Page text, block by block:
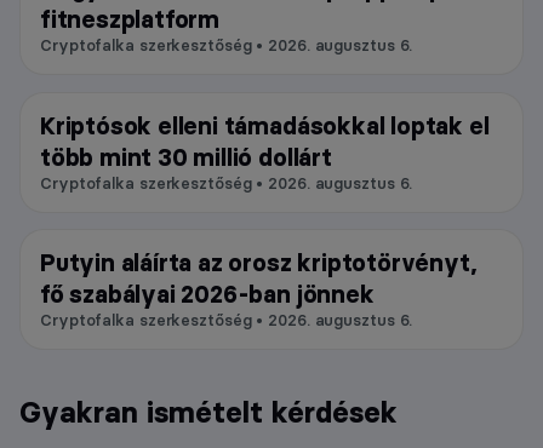
fitneszplatform
Cryptofalka szerkesztőség • 2026. augusztus 6.
Blokklánc
Kriptósok elleni támadásokkal loptak el
több mint 30 millió dollárt
Cryptofalka szerkesztőség • 2026. augusztus 6.
Kereskedés
Putyin aláírta az orosz kriptotörvényt,
fő szabályai 2026-ban jönnek
Cryptofalka szerkesztőség • 2026. augusztus 6.
Gyakran ismételt kérdések